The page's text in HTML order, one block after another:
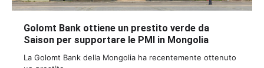
Golomt Bank ottiene un prestito verde da
Saison per supportare le PMI in Mongolia
La Golomt Bank della Mongolia ha recentemente ottenuto